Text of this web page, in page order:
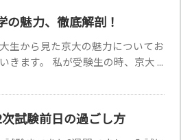
の魅力、徹底解剖！
生から見た京大の魅力についてお
きます。 私が受験生の時、京大 ...
試験前日の過ごし方